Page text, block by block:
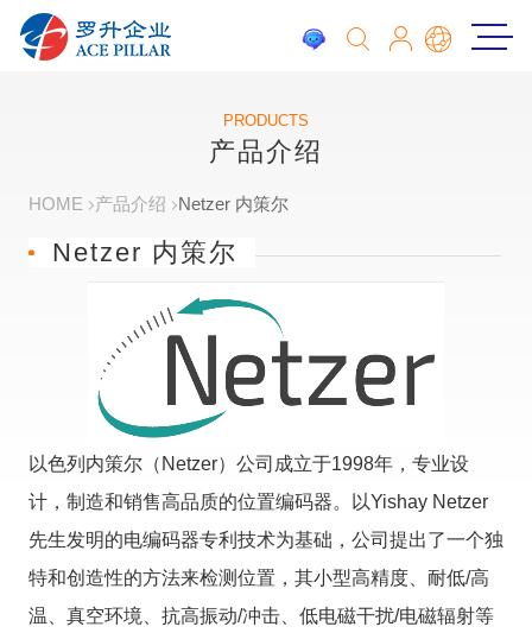
PRODUCTS
产品介绍
HOME 产品介绍 Netzer 内策尔
Netzer 内策尔
以色列内策尔（Netzer）公司成立于1998年，专业设
计，制造和销售高品质的位置编码器。以Yishay Netzer
先生发明的电编码器专利技术为基础，公司提出了一个独
特和创造性的方法来检测位置，其小型高精度、耐低/高
温、真空环境、抗高振动/冲击、低电磁干扰/电磁辐射等